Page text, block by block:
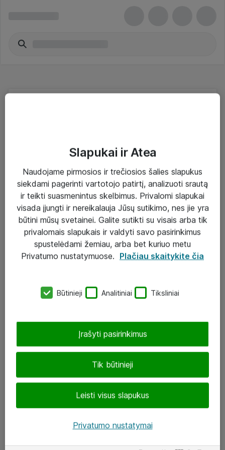
Sprendimai ir paslaugos
Paslaugos
Sprendimai
Įgyvendinti projektai
Atea ekspertų patarimai verslui
UAB „ATEA“
J. Rutkausko g. 6, Vilnius
Atea kontaktai
Aplankykite mus
LinkedIn
Renginiai
Slapukai ir Atea
Naudojame pirmosios ir trečiosios šalies slapukus
siekdami pagerinti vartotojo patirtį, analizuoti srautą
ir teikti suasmenintus skelbimus. Privalomi slapukai
visada įjungti ir nereikalauja Jūsų sutikimo, nes jie yra
būtini mūsų svetainei. Galite sutikti su visais arba tik
privalomais slapukais ir valdyti savo pasirinkimus
spustelėdami žemiau, arba bet kuriuo metu
Privatumo nustatymuose. Plačiau skaitykite čia
Būtinieji Analitiniai Tiksliniai
Tik būtinieji
Leisti visus slapukus
Įrašyti pasirinkimus
Privatumo nustatymai